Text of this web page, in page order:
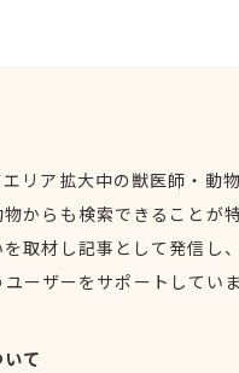
リア拡大中の獣医師・動
からも検索できることが
取材し記事として発信し
ーザーをサポートしてい
て